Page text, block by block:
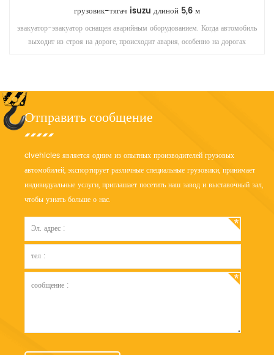
грузовик-тягач isuzu длиной 5,6 м
эвакуатор-эвакуатор оснащен аварийным оборудованием. Когда автомобиль
выходит из строя на дороге, происходит авария, особенно на дорогах
Отправить сообщение
clvehicles является одним из опытных производителей грузовых
автомобилей, экспортирует различные специальные грузовики, принимает
индивидуальные услуги, приглашает посетить наш завод и выставочный зал,
чтобы узнать больше о нас.